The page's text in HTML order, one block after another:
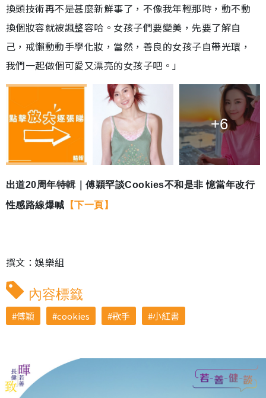
換頭技術再不是甚麼新鮮事了，不像我年輕那時，動不動
換個妝容就被諷整容哈。女孩子們要變美，先要了解自
己，戒懶動動手學化妝，當然，善良的女孩子自帶光環，
我們一起做個可愛又漂亮的女孩子吧。」
+6
出道20周年特輯｜傅穎罕談Cookies不和是非 憶當年改行
性感路線爆喊 【下一頁】
撰文：娛樂組
內容標籤
傅穎 cookies 歌手 小紅書